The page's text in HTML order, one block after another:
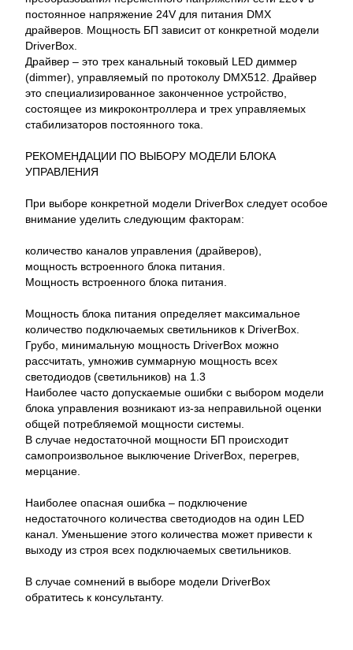
постоянное напряжение 24V для питания DMX
драйверов. Мощность БП зависит от конкретной модели
DriverBox.
Драйвер – это трех канальный токовый LED диммер
(dimmer), управляемый по протоколу DMX512. Драйвер
это специализированное законченное устройство,
состоящее из микроконтроллера и трех управляемых
стабилизаторов постоянного тока.
РЕКОМЕНДАЦИИ ПО ВЫБОРУ МОДЕЛИ БЛОКА
УПРАВЛЕНИЯ
При выборе конкретной модели DriverBox следует особое
внимание уделить следующим факторам:
количество каналов управления (драйверов),
мощность встроенного блока питания.
Мощность встроенного блока питания.
Мощность блока питания определяет максимальное
количество подключаемых светильников к DriverBox.
Грубо, минимальную мощность DriverBox можно
рассчитать, умножив суммарную мощность всех
светодиодов (светильников) на 1.3
Наиболее часто допускаемые ошибки с выбором модели
блока управления возникают из-за неправильной оценки
общей потребляемой мощности системы.
В случае недостаточной мощности БП происходит
самопроизвольное выключение DriverBox, перегрев,
мерцание.
Наиболее опасная ошибка – подключение
недостаточного количества светодиодов на один LED
канал. Уменьшение этого количества может привести к
выходу из строя всех подключаемых светильников.
В случае сомнений в выборе модели DriverBox
обратитесь к консультанту.